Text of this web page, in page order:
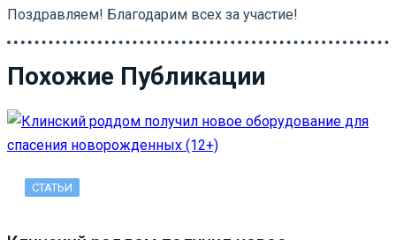
Поздравляем! Благодарим всех за участие!
Похожие Публикации
СТАТЬИ